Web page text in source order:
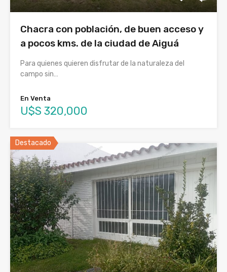
Chacra con población, de buen acceso y
a pocos kms. de la ciudad de Aiguá
Para quienes quieren disfrutar de la naturaleza del
campo sin…
En Venta
U$S 320,000
Destacado